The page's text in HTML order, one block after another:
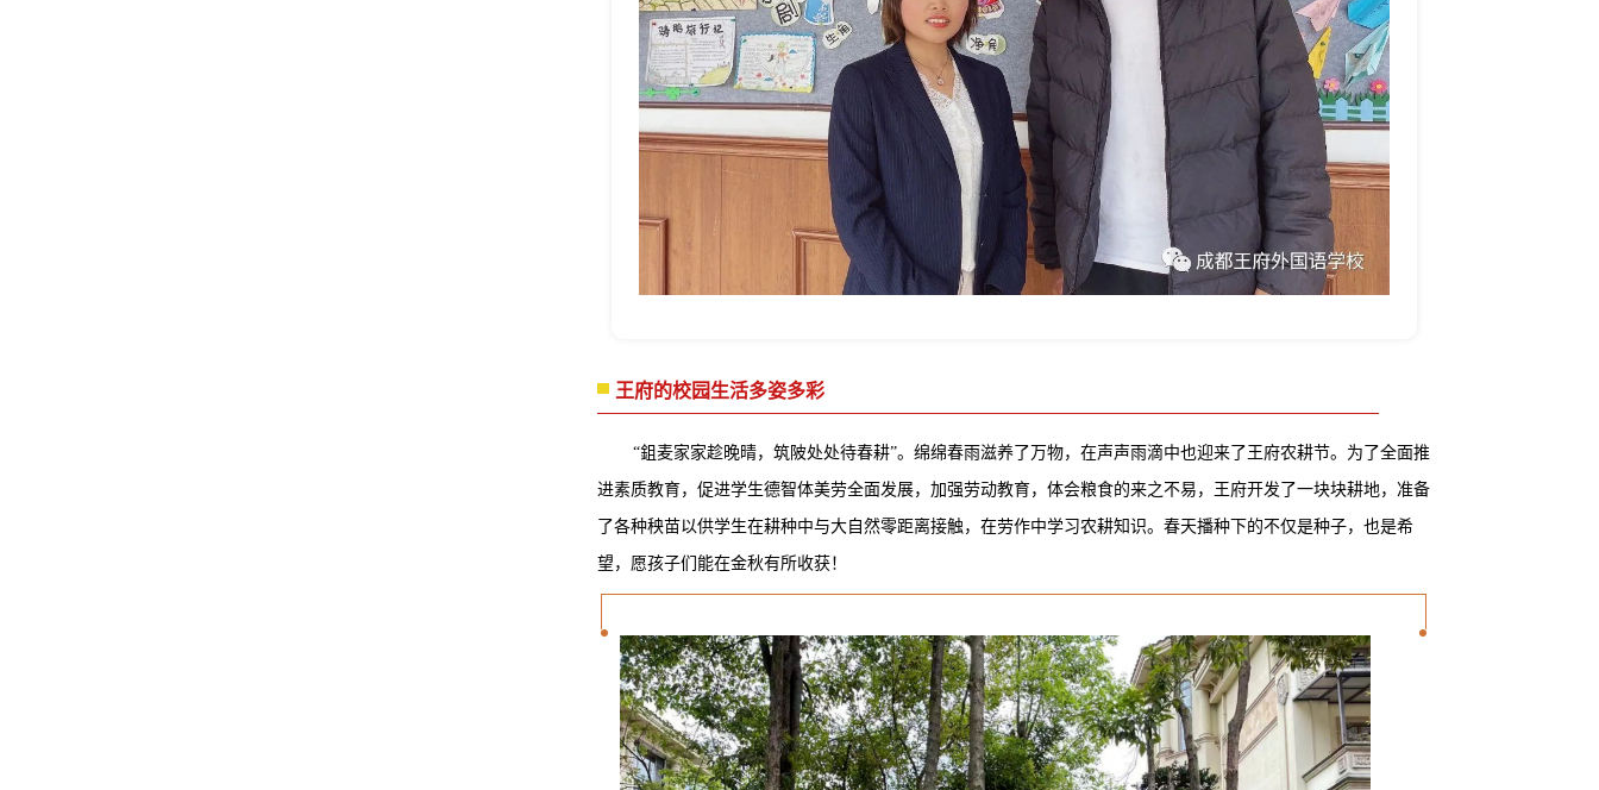
王府的校园生活多姿多彩
“鉏麦家家趁晚晴，筑陂处处待春耕”。绵绵春雨滋养了万物，在声声雨滴中也迎来了王府农耕节。为了全面推
进素质教育，促进学生德智体美劳全面发展，加强劳动教育，体会粮食的来之不易，王府开发了一块块耕地，准备
了各种秧苗以供学生在耕种中与大自然零距离接触，在劳作中学习农耕知识。春天播种下的不仅是种子，也是希
望，愿孩子们能在金秋有所收获！